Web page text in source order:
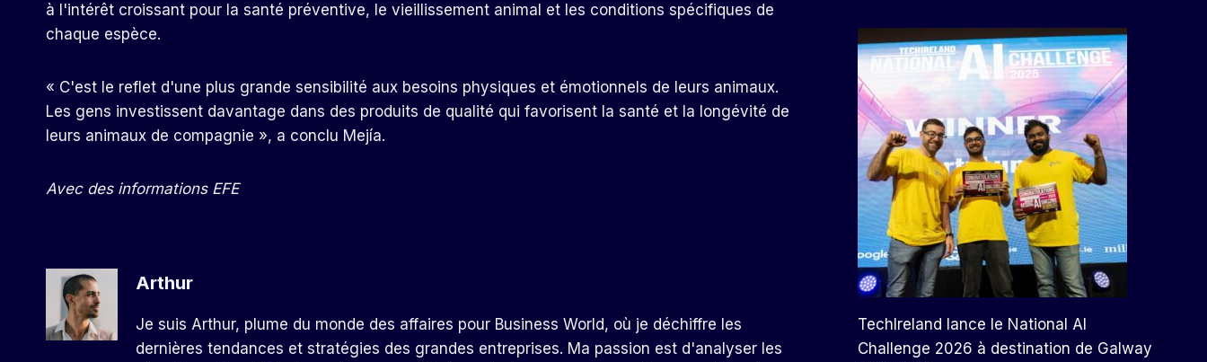
à l'intérêt croissant pour la santé préventive, le vieillissement animal et les conditions spécifiques de
chaque espèce.
« C'est le reflet d'une plus grande sensibilité aux besoins physiques et émotionnels de leurs animaux.
Les gens investissent davantage dans des produits de qualité qui favorisent la santé et la longévité de
leurs animaux de compagnie », a conclu Mejía.
Avec des informations EFE
Arthur
Je suis Arthur, plume du monde des affaires pour Business World, où je déchiffre les
dernières tendances et stratégies des grandes entreprises. Ma passion est d'analyser les
TechIreland lance le National AI
Challenge 2026 à destination de Galway